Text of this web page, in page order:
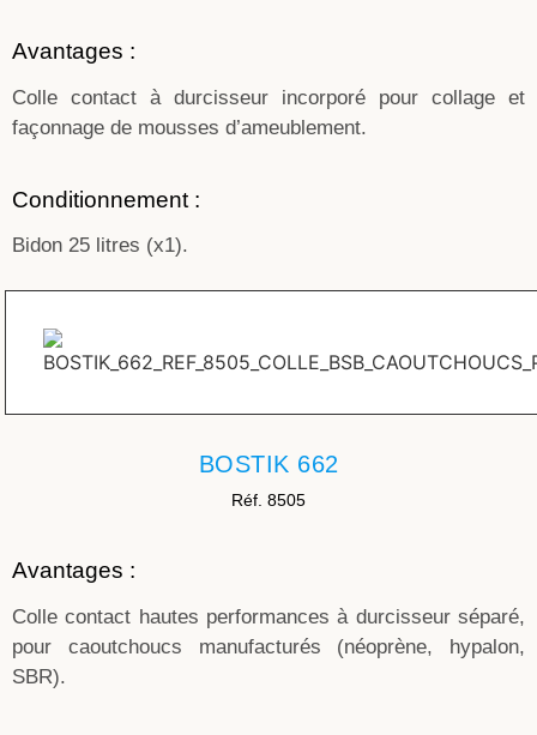
Avantages :
Colle contact à durcisseur incorporé pour collage et
façonnage de mousses d’ameublement.
Conditionnement :
Bidon 25 litres (x1).
BOSTIK 662
Réf. 8505
Avantages :
Colle contact hautes performances à durcisseur séparé,
pour caoutchoucs manufacturés (néoprène, hypalon,
SBR).